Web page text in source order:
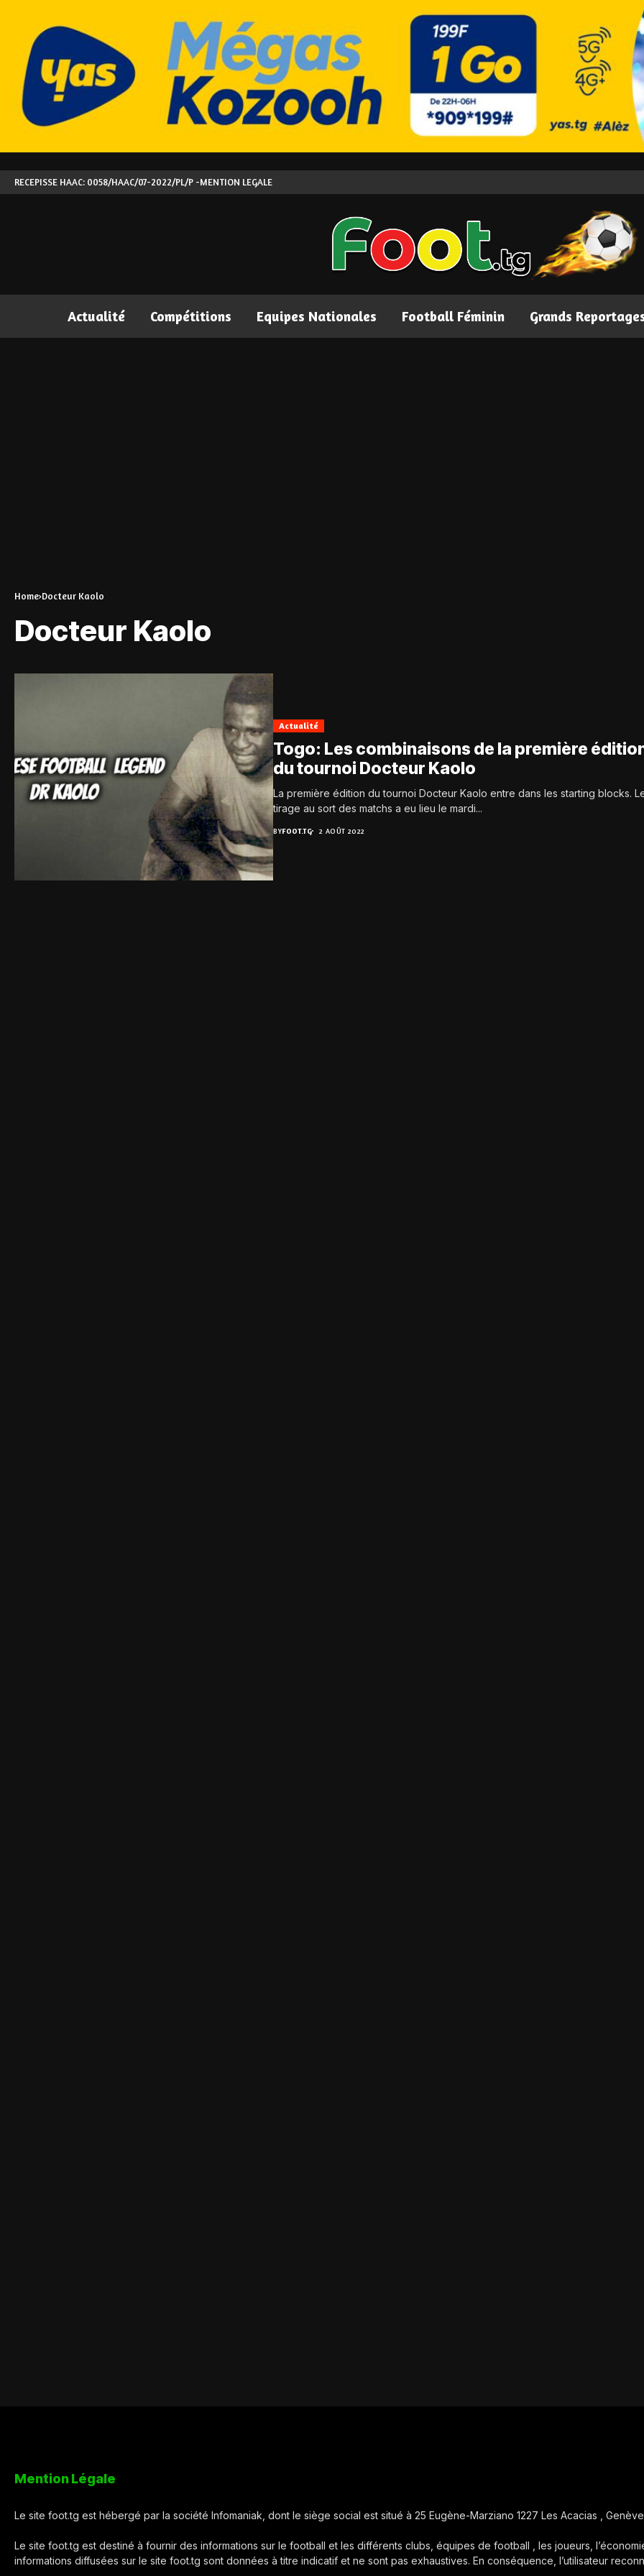
RECEPISSE HAAC: 0058/HAAC/07-2022/PL/P -MENTION LEGALE
Actualité Compétitions Equipes Nationales Football Féminin Grands
Home Docteur Kaolo
Docteur Kaolo
Actualité
Togo: Les combinaisons de la première
du tournoi Docteur Kaolo
La première édition du tournoi Docteur Kaolo entre dans les starting blocks.
tirage au sort des matchs a eu lieu le mardi...
BYFOOT.TG 2 AOÛT 2022
Mention Légale
Le site foot.tg est hébergé par la société Infomaniak, dont le siège social est situé à 25 Eugène-Marziano 1227 Les Acacias ,
Le site foot.tg est destiné à fournir des informations sur le football et les différents clubs, équipes de football , les joueurs,
informations diffusées sur le site foot.tg sont données à titre indicatif et ne sont pas exhaustives. En conséquence, l’utilisateur